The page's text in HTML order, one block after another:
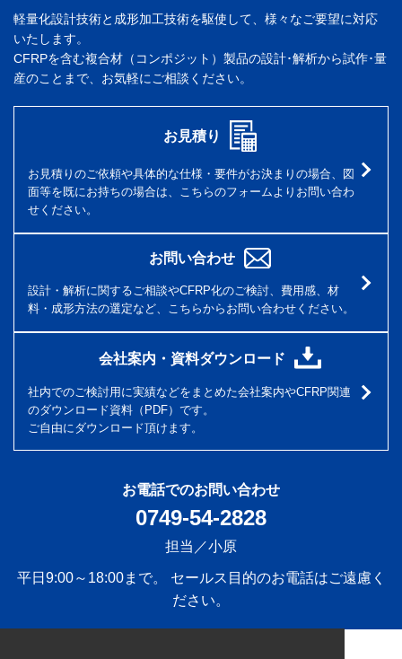
軽量化設計技術と成形加工技術を駆使して、様々なご要望に対応
いたします。
CFRPを含む複合材（コンポジット）製品の設計･解析から試作･量
産のことまで、お気軽にご相談ください。
お見積り
お見積りのご依頼や具体的な仕様・要件がお決まりの場合、図
面等を既にお持ちの場合は、こちらのフォームよりお問い合わ
せください。
お問い合わせ
設計・解析に関するご相談やCFRP化のご検討、費用感、材
料・成形方法の選定など、こちらからお問い合わせください。
会社案内・資料ダウンロード
社内でのご検討用に実績などをまとめた会社案内やCFRP関連
のダウンロード資料（PDF）です。
ご自由にダウンロード頂けます。
お電話でのお問い合わせ
0749-54-2828
担当／小原
平日9:00～18:00まで。 セールス目的のお電話はご遠慮く
ださい。